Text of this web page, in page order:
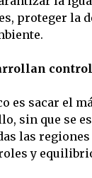
proteger la
es sacar el
sin que se
las
y